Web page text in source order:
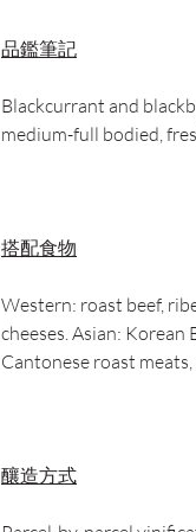
品鑑筆記
Blackcurrant and
medium-full bodied,
搭配食物
Western: roast beef,
cheeses. Asian: Korean
Cantonese roast
釀造方式